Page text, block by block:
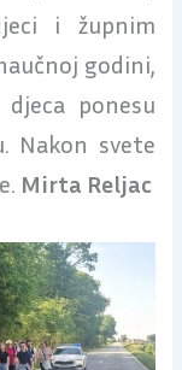
i župnim
godini,
ponesu
Nakon svete
Mirta Reljac